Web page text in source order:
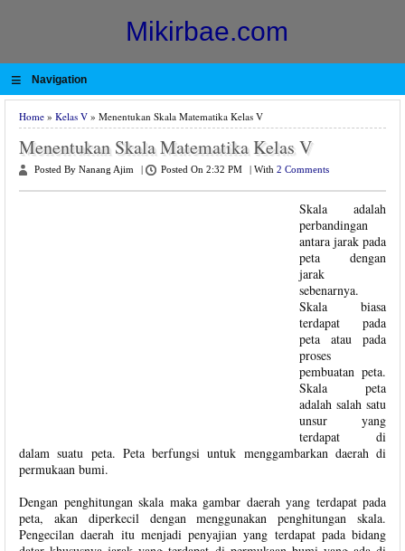
Mikirbae.com
≡ Navigation
Home » Kelas V » Menentukan Skala Matematika Kelas V
Menentukan Skala Matematika Kelas V
Posted By Nanang Ajim Posted On 2:32 PM With 2 Comments
Skala adalah
perbandingan
antara jarak pada
peta dengan
jarak
sebenarnya.
Skala biasa
terdapat pada
peta atau pada
proses
pembuatan peta.
Skala peta
adalah salah satu
unsur yang
terdapat di
dalam suatu peta. Peta berfungsi untuk menggambarkan daerah di
permukaan bumi.
Dengan penghitungan skala maka gambar daerah yang terdapat pada
peta, akan diperkecil dengan menggunakan penghitungan skala.
Pengecilan daerah itu menjadi penyajian yang terdapat pada bidang